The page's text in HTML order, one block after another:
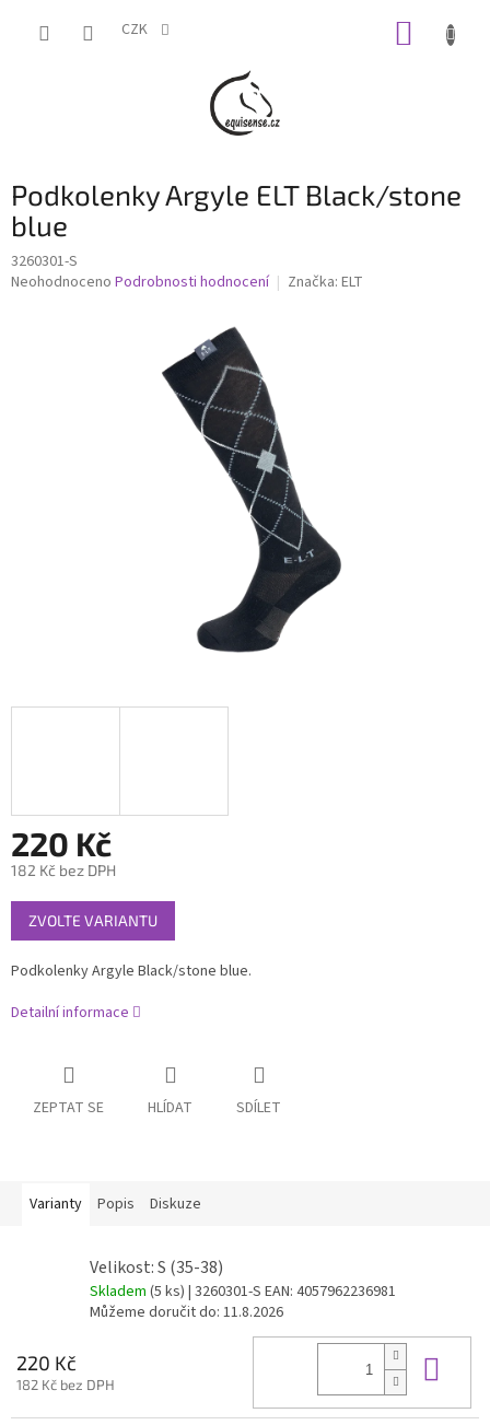
CZK
Podkolenky Argyle ELT Black/stone
blue
3260301-S
Průměrné
Neohodnoceno Podrobnosti hodnocení Značka: ELT
220 Kč
182 Kč bez DPH
Měrná
cena:
ZVOLTE VARIANTU
Podkolenky Argyle Black/stone blue.
Detailní informace
ZEPTAT SE HLÍDAT SDÍLET
Varianty Popis Diskuze
Velikost: S (35-38)
Skladem (5 ks) | 3260301-S EAN: 4057962236981
Můžeme doručit do: 11.8.2026
220 Kč
182 Kč bez DPH